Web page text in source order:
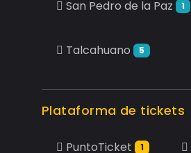
San Pedro de la Paz 1
Talcahuano 5
Plataforma de tickets
PuntoTicket 1